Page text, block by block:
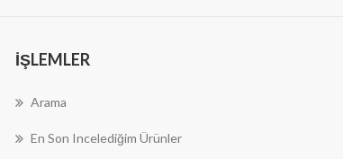
İŞLEMLER
Arama
En Son Incelediğim Ürünler